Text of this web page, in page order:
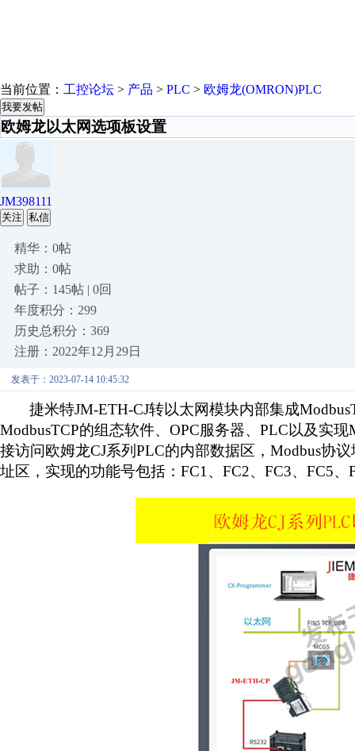
当前位置： 工控论坛 > 产品 > PLC > 欧姆龙(OMRON)PLC
我要发帖
欧姆龙以太网选项板设置
JM398111
关注 私信
精华：0帖
求助：0帖
帖子：145帖 | 0回
年度积分：299
历史总积分：369
注册：2022年12月29日
发表于：2023-07-14 10:45:32
捷米特JM-ETH-CJ转以太网模块内部集成
ModbusTCP的组态软件、 OPC服务器、 PLC以及实现
接访问欧姆龙CJ系列 PLC的内部数据区， Modbus协议
址区，实现的功能号包括： FC1 、 FC2、 FC3、 FC5、